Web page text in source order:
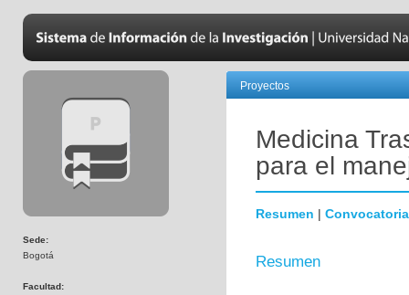
Sede:
Bogotá
Facultad:
Proyectos
Medicina
para el
Resumen | Convocatoria
Resumen